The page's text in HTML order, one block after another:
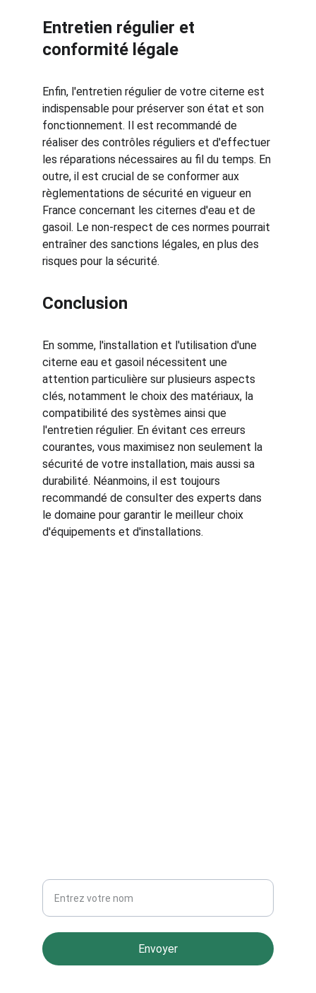
Entretien régulier et
conformité légale
Enfin, l'entretien régulier de votre citerne est
indispensable pour préserver son état et son
fonctionnement. Il est recommandé de
réaliser des contrôles réguliers et d'effectuer
les réparations nécessaires au fil du temps. En
outre, il est crucial de se conformer aux
règlementations de sécurité en vigueur en
France concernant les citernes d'eau et de
gasoil. Le non-respect de ces normes pourrait
entraîner des sanctions légales, en plus des
risques pour la sécurité.
Conclusion
En somme, l'installation et l'utilisation d'une
citerne eau et gasoil nécessitent une
attention particulière sur plusieurs aspects
clés, notamment le choix des matériaux, la
compatibilité des systèmes ainsi que
l'entretien régulier. En évitant ces erreurs
courantes, vous maximisez non seulement la
sécurité de votre installation, mais aussi sa
durabilité. Néanmoins, il est toujours
recommandé de consulter des experts dans
le domaine pour garantir le meilleur choix
d'équipements et d'installations.
Envoyer